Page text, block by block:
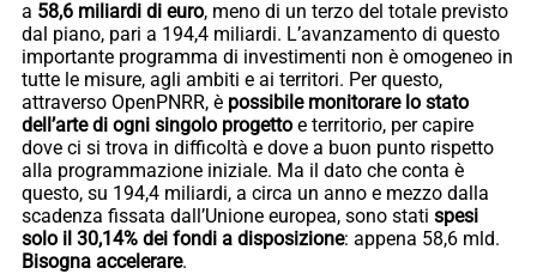
a 58,6 miliardi di euro, meno di un terzo del totale previsto
dal piano, pari a 194,4 miliardi. L’avanzamento di questo
importante programma di investimenti non è omogeneo in
tutte le misure, agli ambiti e ai territori. Per questo,
attraverso OpenPNRR, è possibile monitorare lo stato
dell’arte di ogni singolo progetto e territorio, per capire
dove ci si trova in difficoltà e dove a buon punto rispetto
alla programmazione iniziale. Ma il dato che conta è
questo, su 194,4 miliardi, a circa un anno e mezzo dalla
scadenza fissata dall’Unione europea, sono stati spesi
solo il 30,14% dei fondi a disposizione: appena 58,6 mld.
Bisogna accelerare.